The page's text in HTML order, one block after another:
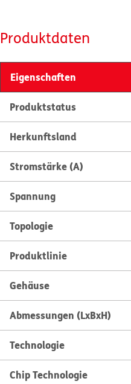
Produktdaten
Eigenschaften
Produktstatus
Herkunftsland
Stromstärke (A)
Spannung
Topologie
Produktlinie
Gehäuse
Abmessungen (LxBxH)
Technologie
Chip Technologie